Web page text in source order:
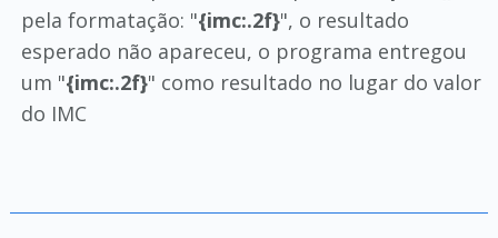
pela formatação: "{imc:.2f}", o resultado
esperado não apareceu, o programa entregou
um "{imc:.2f}" como resultado no lugar do valor
do IMC